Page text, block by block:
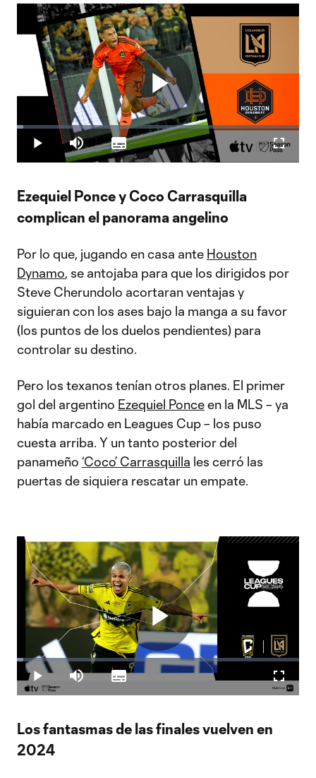
Play
Video
Play Mute
Loaded:
2.36%
Subtitles
Ezequiel Ponce y Coco Carrasquilla
complican el panorama angelino
Por lo que, jugando en casa ante Houston
Dynamo, se antojaba para que los dirigidos por
Steve Cherundolo acortaran ventajas y
siguieran con los ases bajo la manga a su favor
(los puntos de los duelos pendientes) para
controlar su destino.
Pero los texanos tenían otros planes. El primer
gol del argentino Ezequiel Ponceen la MLS – ya
había marcado en Leagues Cup – los puso
cuesta arriba. Y un tanto posterior del
panameño ‘Coco’ Carrasquilla les cerró las
puertas de siquiera rescatar un empate.
Play
Video
Play Mute
Loaded
2.36%
Subtitles
Los fantasmas de las finales vuelven en
2024